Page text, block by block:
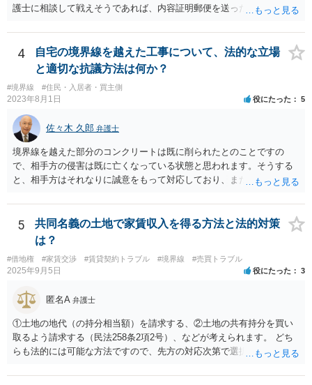
護士に相談して戦えそうであれば、内容証明郵便を送ったうえで、デ
4
自宅の境界線を越えた工事について、法的な立場
と適切な抗議方法は何か？
#境界線 #住民・入居者・買主側
2023年8月1日 役にたった 5
佐々木 久郎 弁護士
境界線を越えた部分のコンクリートは既に削られたとのことですの
で、相手方の侵害は既に亡くなっている状態と思われます。そうする
と、相手方はそれなりに誠意をもって対応しており、また、実際に相
は使用料や損害賠償の請求をすることは難しいと考えられます。ここ
から先は、現場を見る等して具体的な事実関係を踏まえなければ判断
が難しいので、本法律相談では対応が難しいです。
5
共同名義の土地で家賃収入を得る方法と法的対策
は？
#借地権 #家賃交渉 #賃貸契約トラブル #境界線 #売買トラブル
2025年9月5日 役にたった 3
匿名A 弁護士
①土地の地代（の持分相当額）を請求する、②土地の共有持分を買い
取るよう請求する（民法258条2項2号）、などが考えられます。 どち
らも法的には可能な方法ですので、先方の対応次第で選択することに
は②を求めて訴訟を提起することになるかと存じます。）